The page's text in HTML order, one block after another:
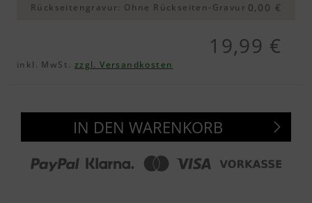
Rückseitengravur: Ohne Rückseiten-Gravur 0,00 €
19,99 €
inkl. MwSt. zzgl. Versandkosten
IN DEN WARENKORB